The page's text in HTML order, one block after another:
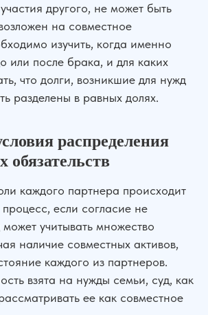
другого, не может быть
на совместное
изучить, когда именно
или после брака, и для каких
что долги, возникшие для нужд
разделены в равных долях.
распределения
обязательств
каждого партнера происходит
если согласие не
учитывать множество
наличие совместных активов,
каждого из партнеров.
взята на нужды семьи, суд, как
ее как совместное